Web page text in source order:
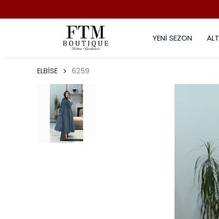
YENİ SEZON
ELBİSE 6259